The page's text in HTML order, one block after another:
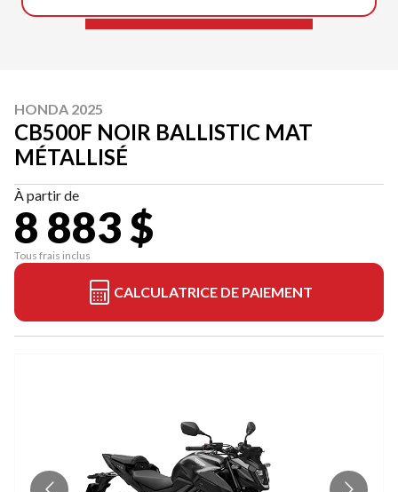
HONDA 2025
CB500F NOIR BALLISTIC MAT
MÉTALLISÉ
À partir de
8 883 $
Tous frais inclus
CALCULATRICE DE PAIEMENT